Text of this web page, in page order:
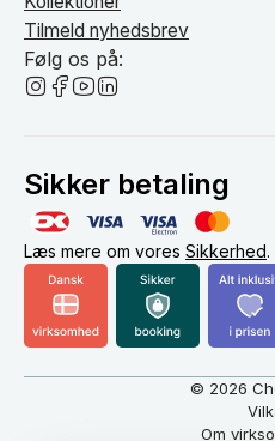
Tilmeld nyhedsbrev
Følg os på:
Sikker betaling
Læs mere om vores Sikkerhed.
© 2026
Om